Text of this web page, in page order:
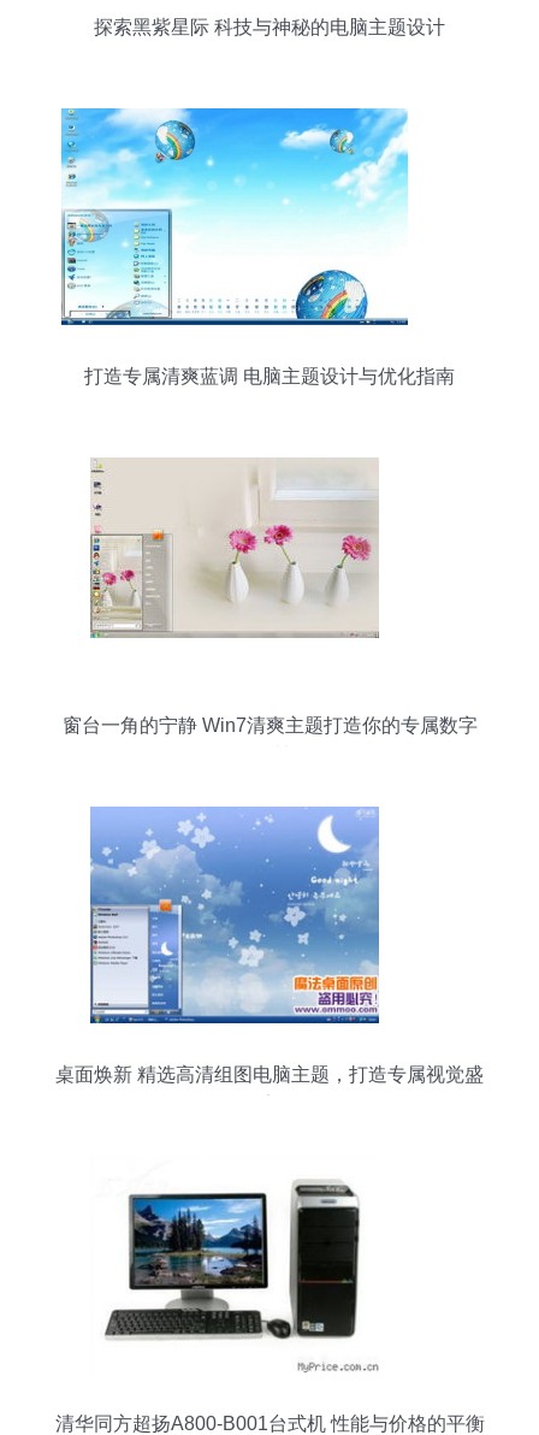
探索黑紫星际 科技与神秘的电脑主题设计
打造专属清爽蓝调 电脑主题设计与优化指南
窗台一角的宁静 Win7清爽主题打造你的专属数字
桌面焕新 精选高清组图电脑主题，打造专属视觉盛
清华同方超扬A800-B001台式机 性能与价格的平衡